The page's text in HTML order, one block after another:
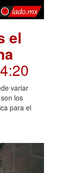
el
variar
los
para el